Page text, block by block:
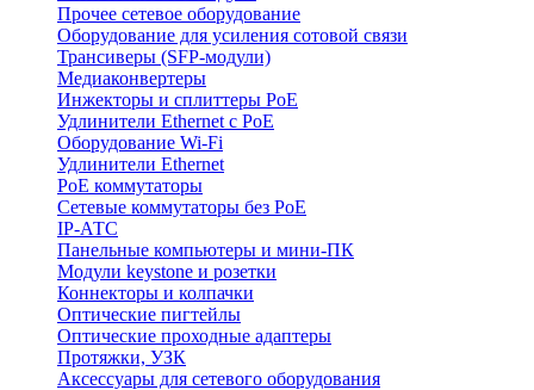
Прочее сетевое оборудование
Оборудование для усиления сотовой связи
Трансиверы (SFP-модули)
Медиаконвертеры
Инжекторы и сплиттеры PoE
Удлинители Ethernet с PoE
Оборудование Wi-Fi
Удлинители Ethernet
PoE коммутаторы
Сетевые коммутаторы без PoE
IP-АТС
Панельные компьютеры и мини-ПК
Модули keystone и розетки
Коннекторы и колпачки
Оптические пигтейлы
Оптические проходные адаптеры
Протяжки, УЗК
Аксессуары для сетевого оборудования